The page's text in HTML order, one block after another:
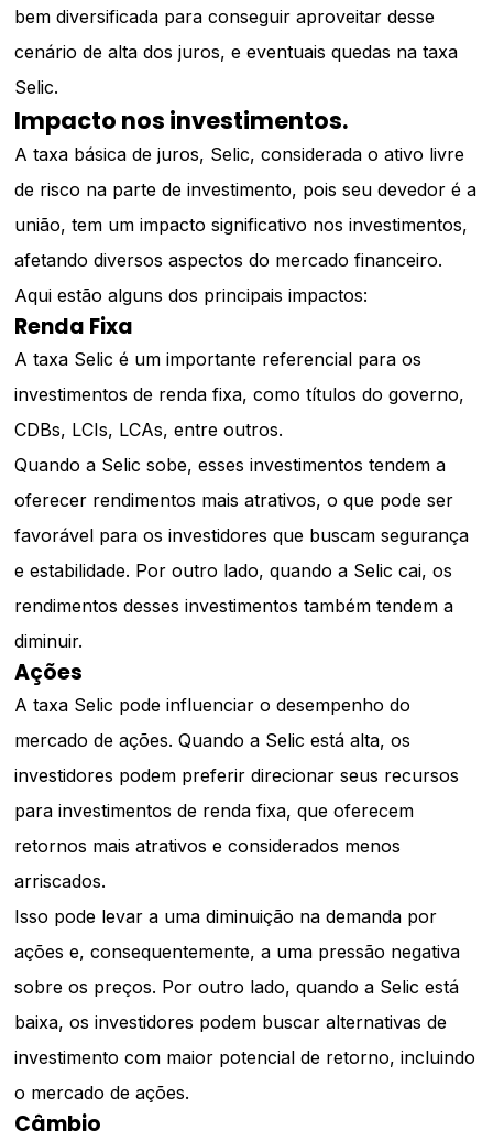
bem diversificada para conseguir aproveitar desse
cenário de alta dos juros, e eventuais quedas na taxa
Selic.
Impacto nos investimentos.
A taxa básica de juros, Selic, considerada o ativo livre
de risco na parte de investimento, pois seu devedor é a
união, tem um impacto significativo nos investimentos,
afetando diversos aspectos do mercado financeiro.
Aqui estão alguns dos principais impactos:
Renda Fixa
A taxa Selic é um importante referencial para os
investimentos de renda fixa, como títulos do governo,
CDBs, LCIs, LCAs, entre outros.
Quando a Selic sobe, esses investimentos tendem a
oferecer rendimentos mais atrativos, o que pode ser
favorável para os investidores que buscam segurança
e estabilidade. Por outro lado, quando a Selic cai, os
rendimentos desses investimentos também tendem a
diminuir.
Ações
A taxa Selic pode influenciar o desempenho do
mercado de ações. Quando a Selic está alta, os
investidores podem preferir direcionar seus recursos
para investimentos de renda fixa, que oferecem
retornos mais atrativos e considerados menos
arriscados.
Isso pode levar a uma diminuição na demanda por
ações e, consequentemente, a uma pressão negativa
sobre os preços. Por outro lado, quando a Selic está
baixa, os investidores podem buscar alternativas de
investimento com maior potencial de retorno, incluindo
o mercado de ações.
Câmbio